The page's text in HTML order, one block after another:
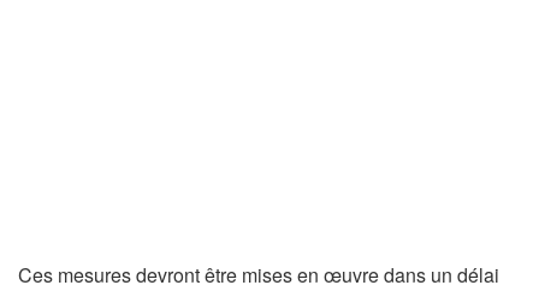
Ces mesures devront être mises en œuvre dans un délai